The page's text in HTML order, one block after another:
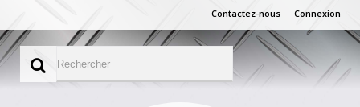
Connexion
Contactez-nous